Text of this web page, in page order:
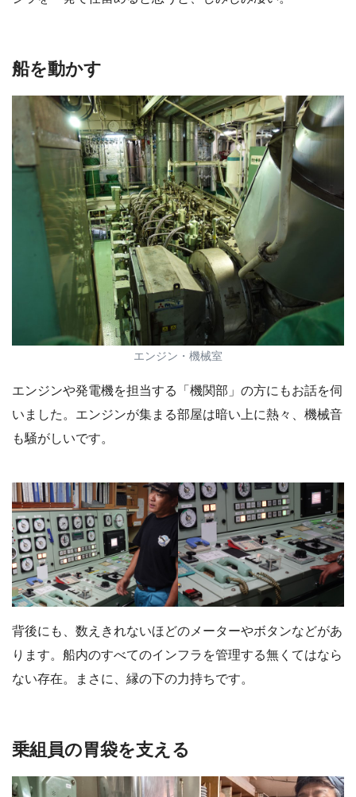
船を動かす
エンジン・機械室
エンジンや発電機を担当する「機関部」の方にもお話を伺
いました。エンジンが集まる部屋は暗い上に熱々、機械音
も騒がしいです。
背後にも、数えきれないほどのメーターやボタンなどがあ
ります。船内のすべてのインフラを管理する無くてはなら
ない存在。まさに、縁の下の力持ちです。
乗組員の胃袋を支える